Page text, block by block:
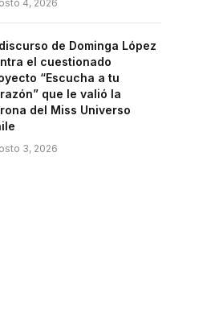
4, 2026
de Dominga López
el cuestionado
“Escucha a tu
que le valió la
del Miss Universo
3, 2026